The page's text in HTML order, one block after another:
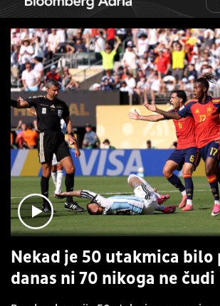
Nekad je 50 utakmica bilo
danas ni 70 nikoga ne čudi